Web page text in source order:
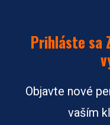
Prihláste sa
Objavte nové
vaším